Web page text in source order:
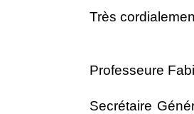
Très
Professeure
Secrétaire